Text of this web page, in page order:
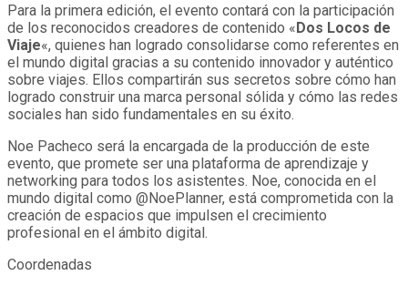
Para la primera edición, el evento contará con la participación
de los reconocidos creadores de contenido «Dos Locos de
Viaje«, quienes han logrado consolidarse como referentes en
el mundo digital gracias a su contenido innovador y auténtico
sobre viajes. Ellos compartirán sus secretos sobre cómo han
logrado construir una marca personal sólida y cómo las redes
sociales han sido fundamentales en su éxito.
Noe Pacheco será la encargada de la producción de este
evento, que promete ser una plataforma de aprendizaje y
networking para todos los asistentes. Noe, conocida en el
mundo digital como @NoePlanner, está comprometida con la
creación de espacios que impulsen el crecimiento
profesional en el ámbito digital.
Coordenadas